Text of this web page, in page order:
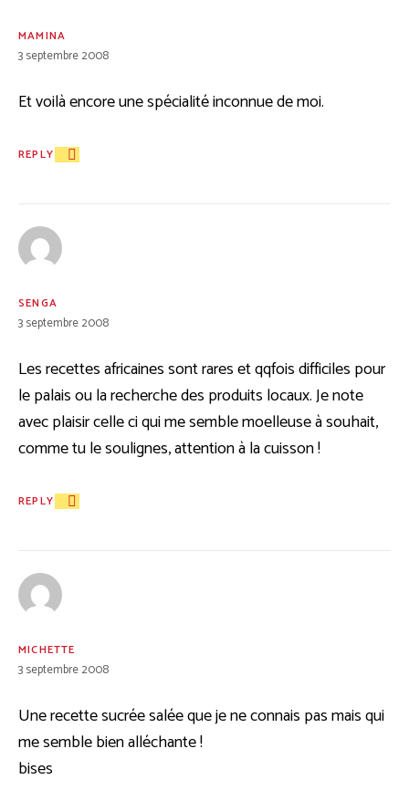
MAMINA
3 septembre 2008
Et voilà encore une spécialité inconnue de moi.
REPLY
SENGA
3 septembre 2008
Les recettes africaines sont rares et qqfois difficiles pour
le palais ou la recherche des produits locaux. Je note
avec plaisir celle ci qui me semble moelleuse à souhait,
comme tu le soulignes, attention à la cuisson !
REPLY
MICHETTE
3 septembre 2008
Une recette sucrée salée que je ne connais pas mais qui
me semble bien alléchante !
bises